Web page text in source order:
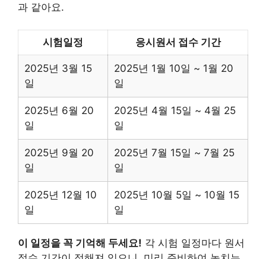
과 같아요.
시험일정 응시원서 접수 기간
2025년 3월 15
일
2025년 1월 10일 ~ 1월 20
일
2025년 6월 20
일
2025년 4월 15일 ~ 4월 25
일
2025년 9월 20
일
2025년 7월 15일 ~ 7월 25
일
2025년 12월 10
일
2025년 10월 5일 ~ 10월 15
일
이 일정을 꼭 기억해 두세요! 각 시험 일정마다 원서